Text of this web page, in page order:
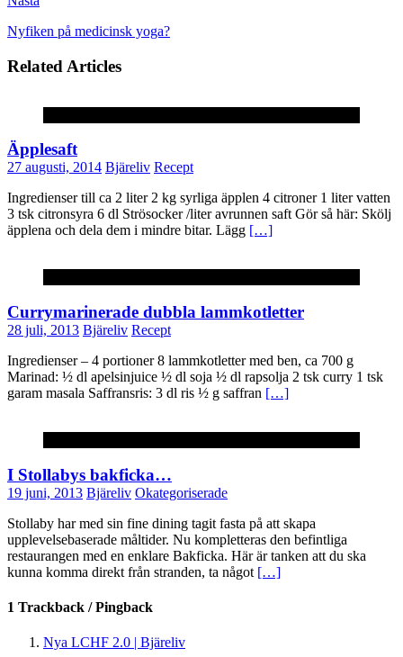
Nyfiken på medicinsk yoga?
Related Articles
Äpplesaft
27 augusti, 2014 Bjäreliv Recept
Ingredienser till ca 2 liter 2 kg syrliga äpplen 4 citroner 1 liter vatten
3 tsk citronsyra 6 dl Strösocker /liter avrunnen saft Gör så här: Skölj
äpplena och dela dem i mindre bitar. Lägg […]
Currymarinerade dubbla lammkotletter
28 juli, 2013 Bjäreliv Recept
Ingredienser – 4 portioner 8 lammkotletter med ben, ca 700 g
Marinad: ½ dl apelsinjuice ½ dl soja ½ dl rapsolja 2 tsk curry 1 tsk
garam masala Saffransris: 3 dl ris ½ g saffran […]
I Stollabys bakficka…
19 juni, 2013 Bjäreliv Okategoriserade
Stollaby har med sin fine dining tagit fasta på att skapa
upplevelsebaserade måltider. Nu kompletteras den befintliga
restaurangen med en enklare Bakficka. Här är tanken att du ska
kunna komma direkt från stranden, ta något […]
1 Trackback / Pingback
Nya LCHF 2.0 | Bjäreliv